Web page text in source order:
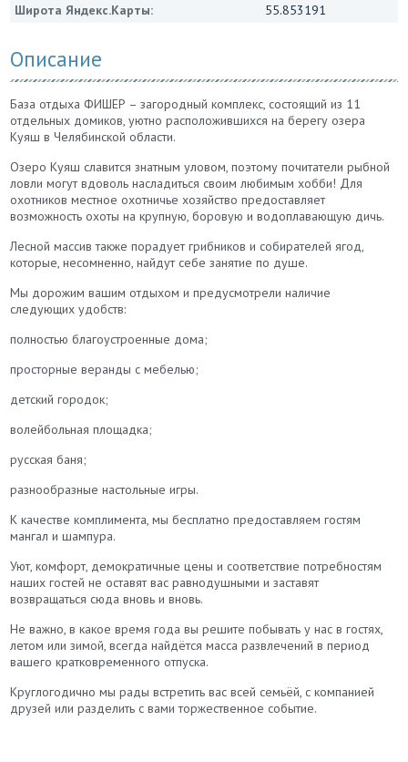
Широта Яндекс.Карты:
55.853191
Описание
База отдыха ФИШЕР – загородный комплекс, состоящий из 11
отдельных домиков, уютно расположившихся на берегу озера
Куяш в Челябинской области.
​Озеро Куяш славится знатным уловом, поэтому почитатели рыбной
ловли могут вдоволь насладиться своим любимым хобби! Для
охотников местное охотничье хозяйство предоставляет
возможность охоты на крупную, боровую и водоплавающую дичь.
Лесной массив также порадует грибников и собирателей ягод,
которые, несомненно, найдут себе занятие по душе.
Мы дорожим вашим отдыхом и предусмотрели наличие
следующих удобств:
полностью благоустроенные дома;
просторные веранды с мебелью;
детский городок;
волейбольная площадка;
русская баня;
разнообразные настольные игры.
​К качестве комплимента, мы бесплатно предоставляем гостям
мангал и шампура.
Уют, комфорт, демократичные цены и соответствие потребностям
наших гостей не оставят вас равнодушными и заставят
возвращаться сюда вновь и вновь.
Не важно, в какое время года вы решите побывать у нас в гостях,
летом или зимой, всегда найдётся масса развлечений в период
вашего кратковременного отпуска.
Круглогодично мы рады встретить вас всей семьёй, с компанией
друзей или разделить с вами торжественное событие.